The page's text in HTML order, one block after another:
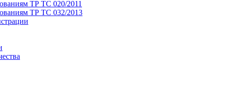
ТР ТС 020/2011
ТР ТС 032/2013